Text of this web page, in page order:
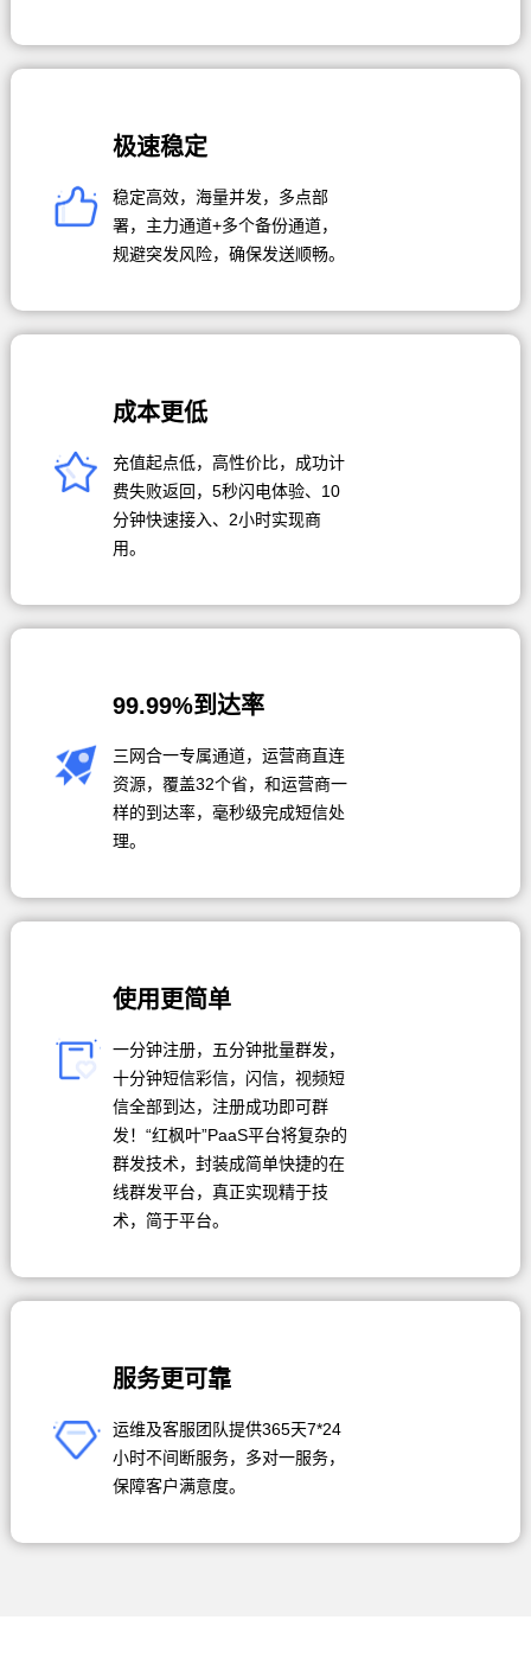
极速稳定
稳定高效，海量并发，多点部
署，主力通道+多个备份通道，
规避突发风险，确保发送顺畅。
成本更低
充值起点低，高性价比，成功计
费失败返回，5秒闪电体验、10
分钟快速接入、2小时实现商
用。
99.99%到达率
三网合一专属通道，运营商直连
资源，覆盖32个省，和运营商一
样的到达率，毫秒级完成短信处
理。
使用更简单
一分钟注册，五分钟批量群发，
十分钟短信彩信，闪信，视频短
信全部到达，注册成功即可群
发！“红枫叶”PaaS平台将复杂的
群发技术，封装成简单快捷的在
线群发平台，真正实现精于技
术，简于平台。
服务更可靠
运维及客服团队提供365天7*24
小时不间断服务，多对一服务，
保障客户满意度。